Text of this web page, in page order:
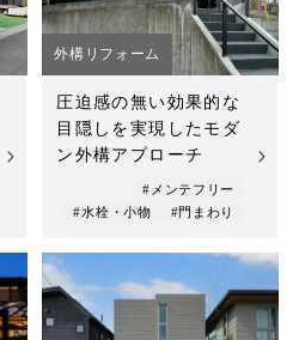
外構リフォーム
圧迫感の無い効果的な
目隠しを実現したモダ
ン外構アプローチ
#メンテフリー
#水栓・小物
#門まわり